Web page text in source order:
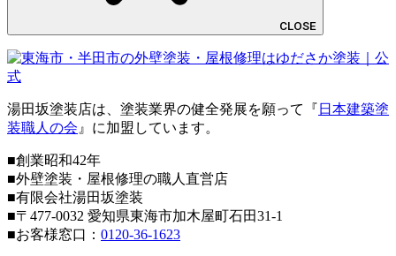
CLOSE
湯田坂塗装店は、塗装業界の健全発展を願って『 日本建築塗
装職人の会』に加盟しています。
■創業昭和42年
■外壁塗装・屋根修理の職人直営店
■有限会社湯田坂塗装
■〒 477-0032 愛知県東海市加木屋町石田31-1
■お客様窓口： 0120-36-1623